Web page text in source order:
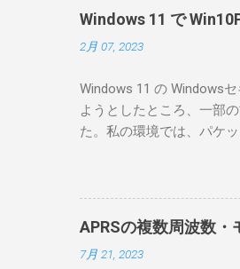
RS-
が持っ
が少な
にある
を行う
私の理
ている
る。
Windows 11 で
2月 07, 2023
Windows 11 の Windows
ようとしたところ、一部
た。私の環境では、パケ
ンストールできなかった
ては pnputil というコマン
す。 Windows terminal
なファイルに、現在イン
上記のファイルから
APRSの複数周波数・
7月 21, 2023